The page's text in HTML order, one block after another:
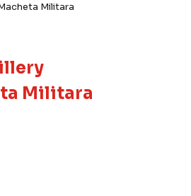
Militara
Militara